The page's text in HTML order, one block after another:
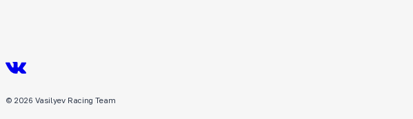
© 2026 Vasilyev Racing Team